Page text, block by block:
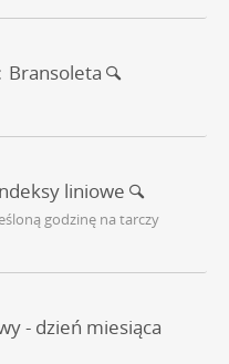
Bransoleta
liniowe
godzinę na tarczy
- dzień miesiąca